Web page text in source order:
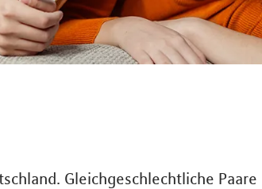
Gleichgeschlechtliche Paare